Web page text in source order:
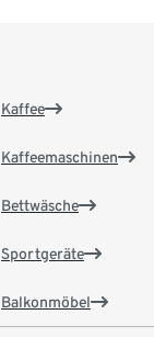
Kaffee
Kaffeemaschinen
Bettwäsche
Sportgeräte
Balkonmöbel